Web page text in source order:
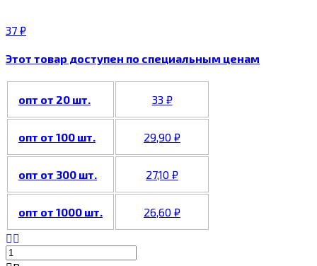
37 ₽
Этот товар доступен по специальным ценам
опт от 20 шт. 33 ₽
опт от 100 шт. 29,90 ₽
опт от 300 шт. 27,10 ₽
опт от 1000 шт. 26,60 ₽